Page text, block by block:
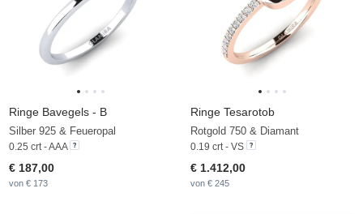
Ringe Bavegels - B
Silber 925 & Feueropal
0.25 crt - AAA
€ 187,00
von € 173
Ringe Tesarotob
Rotgold 750 & Diamant
0.19 crt - VS
€ 1.412,00
von € 245